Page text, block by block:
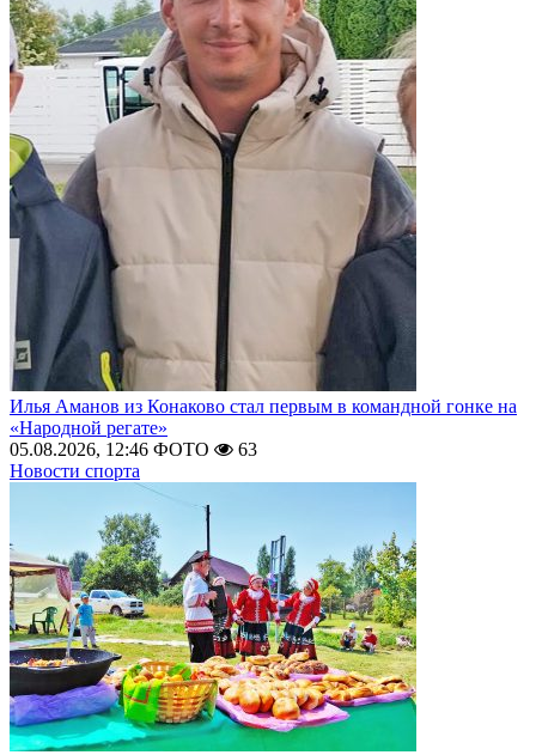
Илья Аманов из Конаково стал первым в командной гонке на
«Народной регате»
05.08.2026, 12:46 ФОТО
63
Новости спорта